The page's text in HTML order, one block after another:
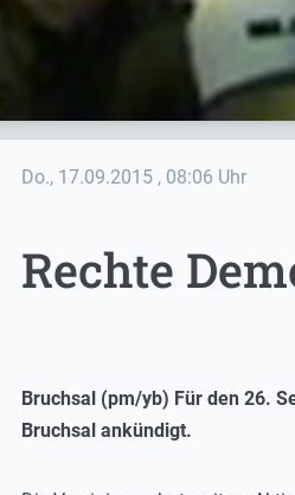
Do., 17.09.2015 , 08:06 Uhr
Rechte
Bruchsal (pm/yb) Für den 26.
Bruchsal ankündigt.